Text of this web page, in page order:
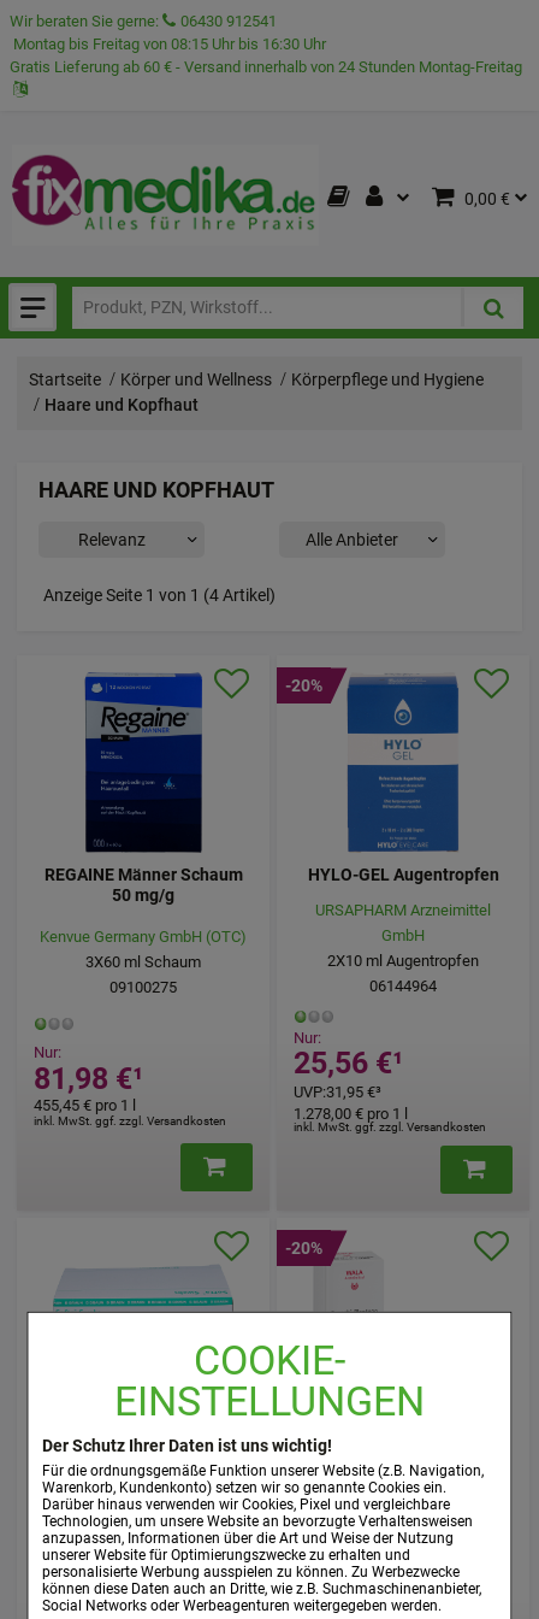
COOKIE-
EINSTELLUNGEN
Der Schutz Ihrer Daten ist uns wichtig!
Für die ordnungsgemäße Funktion unserer Website (z.B. Navigation,
Warenkorb, Kundenkonto) setzen wir so genannte Cookies ein.
Darüber hinaus verwenden wir Cookies, Pixel und vergleichbare
Technologien, um unsere Website an bevorzugte Verhaltensweisen
anzupassen, Informationen über die Art und Weise der Nutzung
unserer Website für Optimierungszwecke zu erhalten und
personalisierte Werbung ausspielen zu können. Zu Werbezwecke
können diese Daten auch an Dritte, wie z.B. Suchmaschinenanbieter,
Social Networks oder Werbeagenturen weitergegeben werden.
Wir beraten Sie gerne:
06430 912541
Montag bis Freitag von 08:15 Uhr bis 16:30 Uhr
Gratis Lieferung ab 60 € - Versand innerhalb von 24 Stunden Montag-Freitag
0,00 €
Startseite Körper und Wellness
Körperpflege und Hygiene
Haare und Kopfhaut
HAARE UND KOPFHAUT
Anzeige Seite 1 von 1 (4 Artikel)
REGAINE Männer Schaum
50 mg/g
Kenvue Germany GmbH (OTC)
3X60 ml Schaum
09100275
Nur:
81,98 €¹
inkl. MwSt. ggf. zzgl. Versandkosten
455,45 € pro 1 l
HYLO-GEL Augentropfen
URSAPHARM Arzneimittel
GmbH
2X10 ml Augentropfen
06144964
Nur:
25,56 €¹
UVP:31,95 €³
inkl. MwSt. ggf. zzgl. Versandkosten
1.278,00 € pro 1 l
-20%
ALKOHOLTUPFER Softa
Swabs
B. Braun Melsungen AG
100St Tupfer
08468837
BRONCHI PLANTAGO
WALA Heilmittel GmbH
20g Globuli
00085350
Nur:
-20%